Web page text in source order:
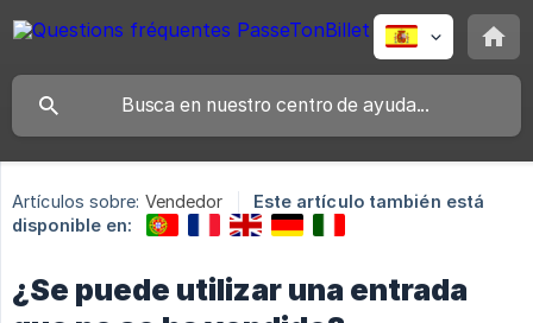
Artículos sobre: Vendedor
Este artículo también está
disponible en:
¿Se puede utilizar una entrada